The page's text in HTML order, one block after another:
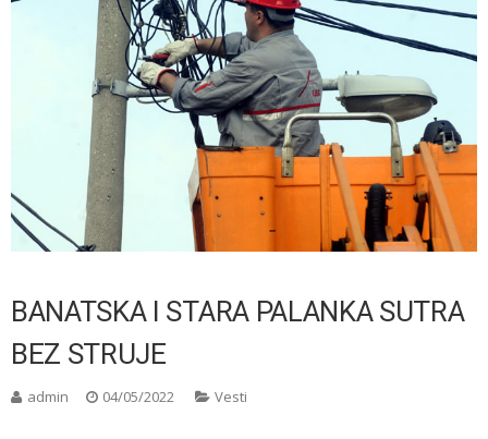
BANATSKA I STARA PALANKA SUTRA
BEZ STRUJE
admin 04/05/2022 Vesti